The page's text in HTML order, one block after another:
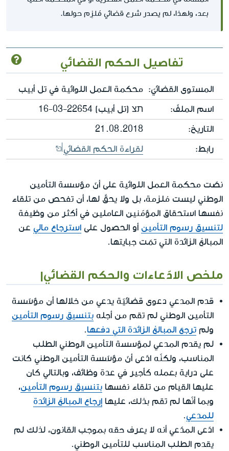
بعد، ولهذا، لم يصدر شرع قضائي مُلزِم حولها.
تفاصيل الحكم القضائي
المستوى القضائيّ: محكمة العمل اللوائية في تل أبيب
اسم الملفّ: תצ (تل أبيب) 22654-03-16‏
التاريخ: 21.08.2018
رابط: لقراءة الحكم القضائي
نصّت محكمة العمل اللوائية على أنّ مؤسسة التأمين
الوطني ليست مُلزمة، بل ولا يحقّ لها، أن تفحص من تلقاء
نفسها استحقاق المؤمّنين العاملين في أكثر من وظيفة
لتنسيق رسوم التأمين أو الحصول على استرجاع مالي عن
المبالغ الزائدة التي تمّت جبايتها.
ملخص الادّعاءات والحكم القضائيן
قدم المدعي دعوى قضائيّة يدعي من خلالها أن مؤسّسة
التأمين الوطني لم تقم من أجله بتنسيق رسوم التأمين
ولم ترجع المبالغ الزائدة التي دفعها.
لم يقدم المدعي لمؤسسة التأمين الوطني الطلب
المناسب، ولكنّه ادّعى أنّ مؤسّسة التأمين الوطني كانت
على دراية بعمله كأجير في عدة وظائف، وبالتالي كان
عليها القيام من تلقاء نفسها بتنسيق رسوم التأمين،
وبما أنّها لم تقم بذلك، عليها إرجاع المبالغ الزائدة
للمدعي.
ادّعى المدّعي أنه لا يعرف حقه بموجب القانون، لذلك لم
يقدم الطلب المناسب للتأمين الوطني.